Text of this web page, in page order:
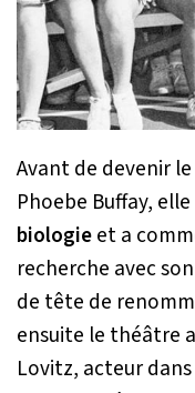
Avant de devenir
Phoebe Buffay,
biologieet a
recherche avec
de tête de
ensuite le théâtre
Lovitz, acteur